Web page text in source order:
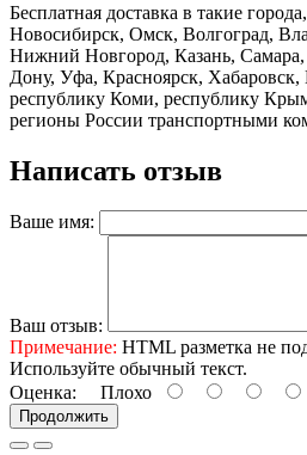
Бесплатная доставка в такие
Новосибирск, Омск, Волгоград,
Нижний Новгород, Казань, Самара,
Дону, Уфа, Красноярск,
республику Коми, республику
регионы России транспортными
Написать отзыв
Ваше имя:
Ваш отзыв:
Примечание: HTML разметка не
Используйте обычный текст.
Оценка: Плохо
Продолжить